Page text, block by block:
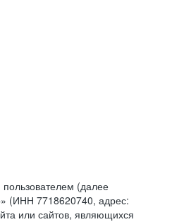
(далее
(ИНН 7718620740, адрес:
или сайтов, являющихся